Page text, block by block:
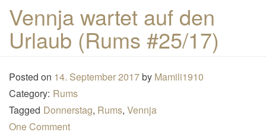
Vennja wartet auf den
Urlaub (Rums #25/17)
Posted on 14. September 2017by Mamili1910
Category: Rums
Tagged Donnerstag, Rums, Vennja
One Comment